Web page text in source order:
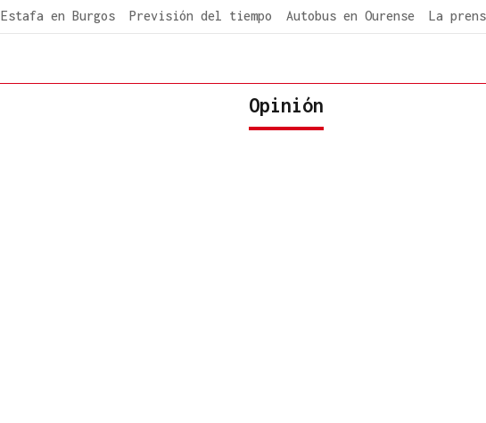
Estafa en Burgos Previsión del tiempo Autobus en Ourense La
Opinión